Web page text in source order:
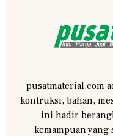
pusatmaterial.com
kontruksi, bahan,
ini hadir
kemampuan